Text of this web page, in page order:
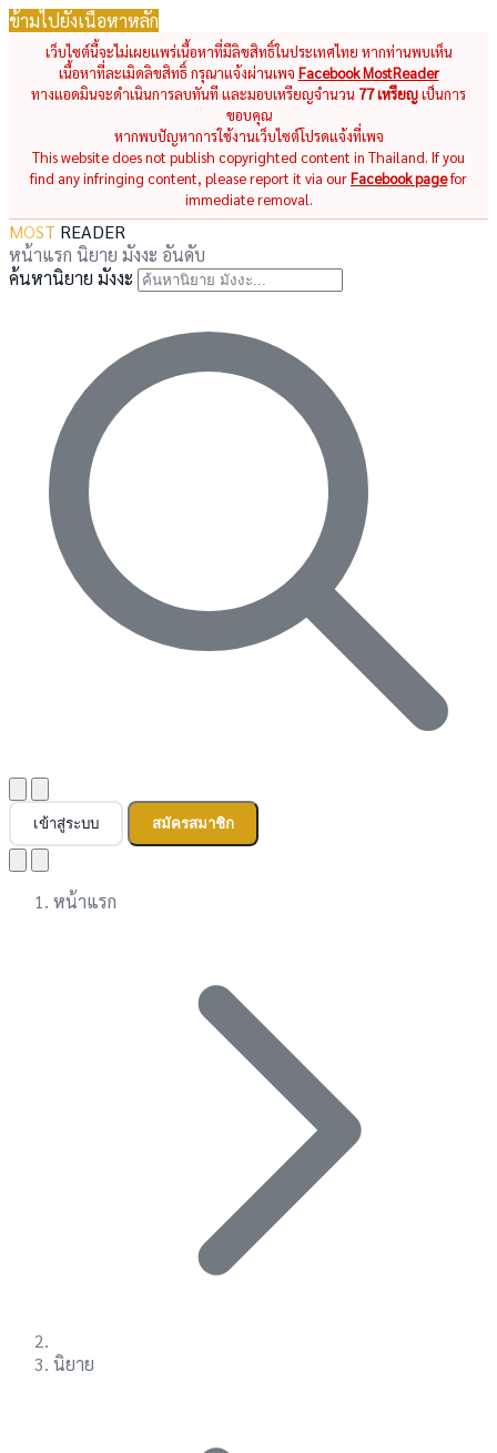
ข้ามไปยังเนื้อหาหลัก
เว็บไซต์นี้จะไม่เผยแพร่เนื้อหาที่มีลิขสิทธิ์ในประเทศไทย หากท่านพบเห็น
เนื้อหาที่ละเมิดลิขสิทธิ์ กรุณาแจ้งผ่านเพจ Facebook MostReader
ทางแอดมินจะดำเนินการลบทันที และมอบเหรียญจำนวน 77 เหรียญเป็นการ
ขอบคุณ
หากพบปัญหาการใช้งานเว็บไซต์โปรดแจ้งที่เพจ
This website does not publish copyrighted content in Thailand. If you
find any infringing content, please report it via ourFacebook pagefor
immediate removal.
MOST READER
หน้าแรก นิยาย มังงะ อันดับ
ค้นหานิยาย มังงะ
เข้าสู่ระบบ สมัครสมาชิก
หน้าแรก
นิยาย